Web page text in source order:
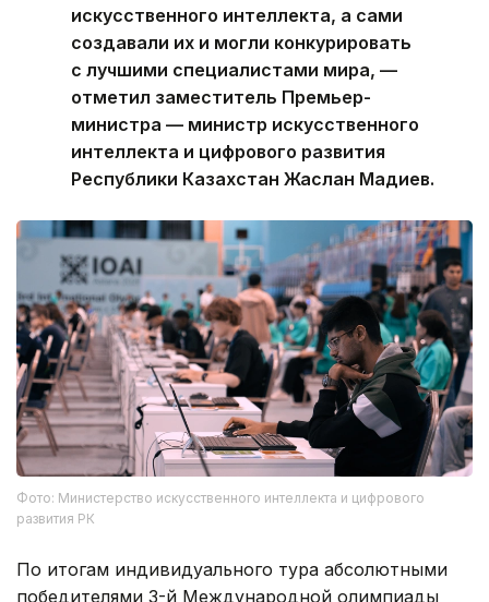
искусственного интеллекта, а сами
создавали их и могли конкурировать
с лучшими специалистами мира, —
отметил заместитель Премьер-
министра — министр искусственного
интеллекта и цифрового развития
Республики Казахстан Жаслан Мадиев.
Фото: Министерство искусственного интеллекта и цифрового
развития РК
По итогам индивидуального тура абсолютными
победителями 3-й Международной олимпиады